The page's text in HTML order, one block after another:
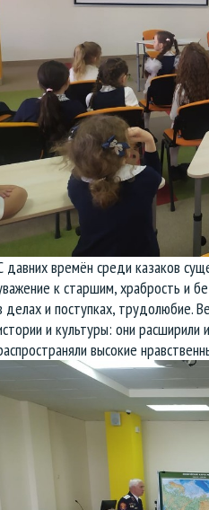
давних времён среди казаков
к старшим, храбрость и
делах и поступках, трудолюбие.
и культуры: они расширили
высокие